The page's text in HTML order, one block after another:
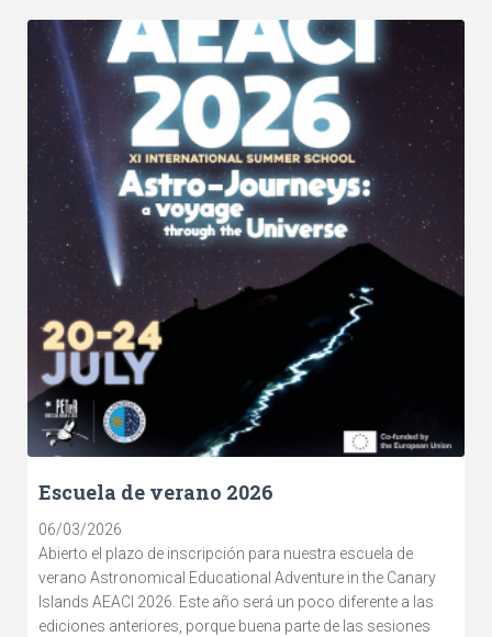
Escuela de verano 2026
06/03/2026
Abierto el plazo de inscripción para nuestra escuela de
verano Astronomical Educational Adventure in the Canary
Islands AEACI 2026. Este año será un poco diferente a las
ediciones anteriores, porque buena parte de las sesiones